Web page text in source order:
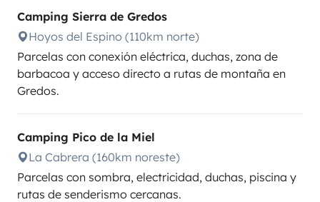
Camping Sierra de Gredos
Hoyos del Espino (110km norte)
Parcelas con conexión eléctrica, duchas, zona de
barbacoa y acceso directo a rutas de montaña en
Gredos.
Camping Pico de la Miel
La Cabrera (160km noreste)
Parcelas con sombra, electricidad, duchas, piscina y
rutas de senderismo cercanas.